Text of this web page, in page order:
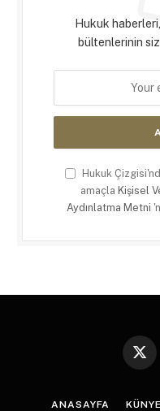
Hukuk
bültenlerinin
Hukuk
amaçla Kişisel
Aydınlatma Metni
X
ANASAYFA KÜNYE